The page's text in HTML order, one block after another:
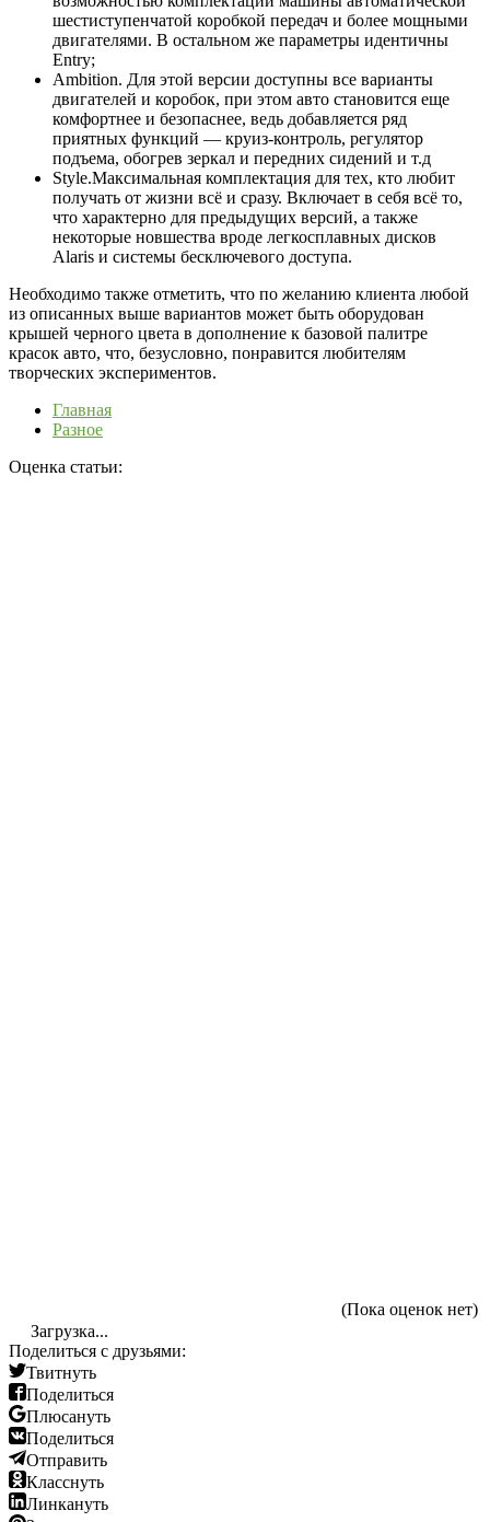
шестиступенчатой коробкой передач и более мощными
двигателями. В остальном же параметры идентичны
Entry;
Ambition. Для этой версии доступны все варианты
двигателей и коробок, при этом авто становится еще
комфортнее и безопаснее, ведь добавляется ряд
приятных функций — круиз-контроль, регулятор
подъема, обогрев зеркал и передних сидений и т.д
Style.Максимальная комплектация для тех, кто любит
получать от жизни всё и сразу. Включает в себя всё то,
что характерно для предыдущих версий, а также
некоторые новшества вроде легкосплавных дисков
Alaris и системы бесключевого доступа.
Необходимо также отметить, что по желанию клиента любой
из описанных выше вариантов может быть оборудован
крышей черного цвета в дополнение к базовой палитре
красок авто, что, безусловно, понравится любителям
творческих экспериментов.
Главная
Разное
Оценка статьи:
(Пока оценок нет)
Загрузка...
Поделиться с друзьями:
Твитнуть
Поделиться
Плюсануть
Поделиться
Отправить
Класснуть
Линкануть